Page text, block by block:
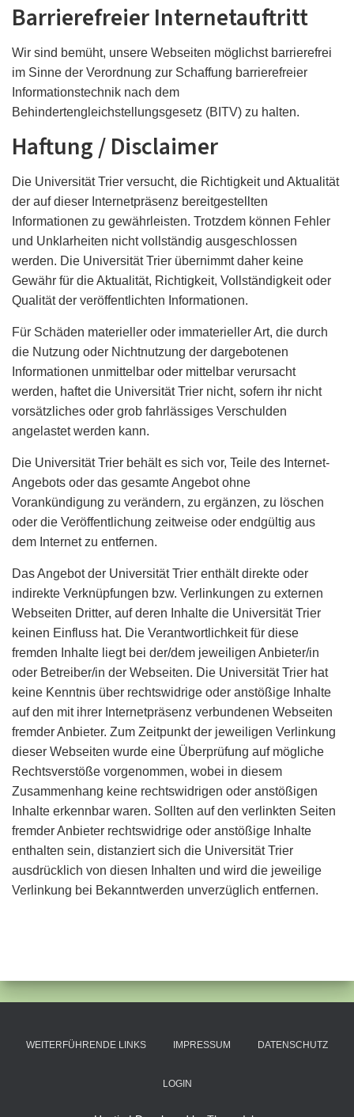
Barrierefreier Internetauftritt
Wir sind bemüht, unsere Webseiten möglichst barrierefrei
im Sinne der Verordnung zur Schaffung barrierefreier
Informationstechnik nach dem
Behindertengleichstellungsgesetz (BITV) zu halten.
Haftung / Disclaimer
Die Universität Trier versucht, die Richtigkeit und Aktualität
der auf dieser Internetpräsenz bereitgestellten
Informationen zu gewährleisten. Trotzdem können Fehler
und Unklarheiten nicht vollständig ausgeschlossen
werden. Die Universität Trier übernimmt daher keine
Gewähr für die Aktualität, Richtigkeit, Vollständigkeit oder
Qualität der veröffentlichten Informationen.
Für Schäden materieller oder immaterieller Art, die durch
die Nutzung oder Nichtnutzung der dargebotenen
Informationen unmittelbar oder mittelbar verursacht
werden, haftet die Universität Trier nicht, sofern ihr nicht
vorsätzliches oder grob fahrlässiges Verschulden
angelastet werden kann.
Die Universität Trier behält es sich vor, Teile des Internet-
Angebots oder das gesamte Angebot ohne
Vorankündigung zu verändern, zu ergänzen, zu löschen
oder die Veröffentlichung zeitweise oder endgültig aus
dem Internet zu entfernen.
Das Angebot der Universität Trier enthält direkte oder
indirekte Verknüpfungen bzw. Verlinkungen zu externen
Webseiten Dritter, auf deren Inhalte die Universität Trier
keinen Einfluss hat. Die Verantwortlichkeit für diese
fremden Inhalte liegt bei der/dem jeweiligen Anbieter/in
oder Betreiber/in der Webseiten. Die Universität Trier hat
keine Kenntnis über rechtswidrige oder anstößige Inhalte
auf den mit ihrer Internetpräsenz verbundenen Webseiten
fremder Anbieter. Zum Zeitpunkt der jeweiligen Verlinkung
dieser Webseiten wurde eine Überprüfung auf mögliche
Rechtsverstöße vorgenommen, wobei in diesem
Zusammenhang keine rechtswidrigen oder anstößigen
Inhalte erkennbar waren. Sollten auf den verlinkten Seiten
fremder Anbieter rechtswidrige oder anstößige Inhalte
enthalten sein, distanziert sich die Universität Trier
ausdrücklich von diesen Inhalten und wird die jeweilige
Verlinkung bei Bekanntwerden unverzüglich entfernen.
WEITERFÜHRENDE LINKS IMPRESSUM DATENSCHUTZ
LOGIN